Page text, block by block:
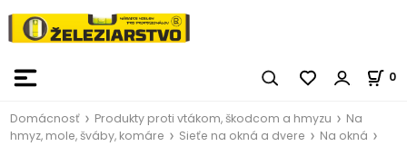
0
Domácnosť Produkty proti vtákom, škodcom a hmyzu
Na
hmyz, mole, šváby, komáre
Sieťe na okná a dvere Na okná